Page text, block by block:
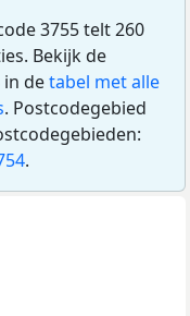
3755 telt 260
Bekijk de
detabel met alle
. Postcodegebied
.